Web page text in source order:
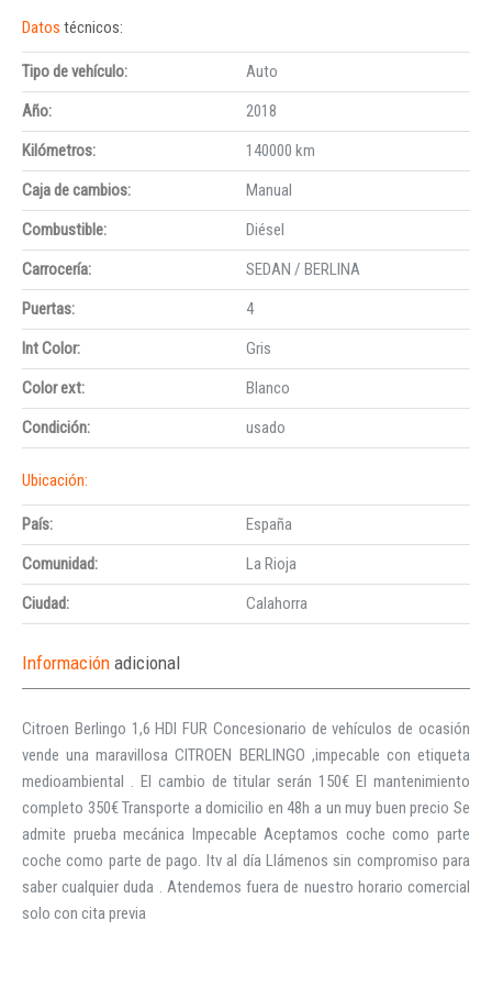
Datos técnicos:
Tipo de vehículo:
Auto
Año:
2018
Kilómetros:
140000 km
Caja de cambios:
Manual
Combustible:
Diésel
Carrocería:
SEDAN / BERLINA
Puertas:
4
Int Color:
Gris
Color ext:
Blanco
Condición:
usado
Ubicación:
País:
España
Comunidad:
La Rioja
Ciudad:
Calahorra
Información adicional
Citroen Berlingo 1,6 HDI FUR Concesionario de vehículos de ocasión
vende una maravillosa CITROEN BERLINGO ,impecable con etiqueta
medioambiental . El cambio de titular serán 150€ El mantenimiento
completo 350€ Transporte a domicilio en 48h a un muy buen precio Se
admite prueba mecánica Impecable Aceptamos coche como parte
coche como parte de pago. Itv al día Llámenos sin compromiso para
saber cualquier duda . Atendemos fuera de nuestro horario comercial
solo con cita previa